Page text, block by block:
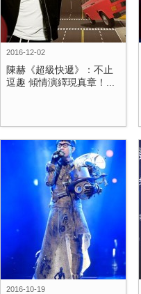
2016-12-02
陳赫《超級快遞》：不止
逗趣 傾情演繹現真章！...
2016-10-19